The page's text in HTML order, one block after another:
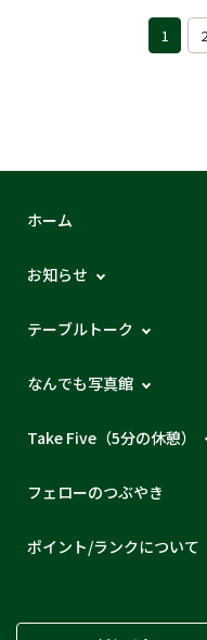
1 2
ホーム
お知らせ
テーブルトーク
なんでも写真館
Take Five（5分の休憩）
フェローのつぶやき
ポイント/ランクについて